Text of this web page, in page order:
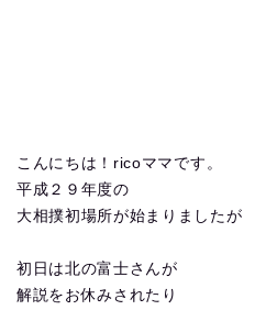
こんにちは！ricoママです。
平成２９年度の
大相撲初場所が始まりましたが
初日は北の富士さんが
解説をお休みされたり